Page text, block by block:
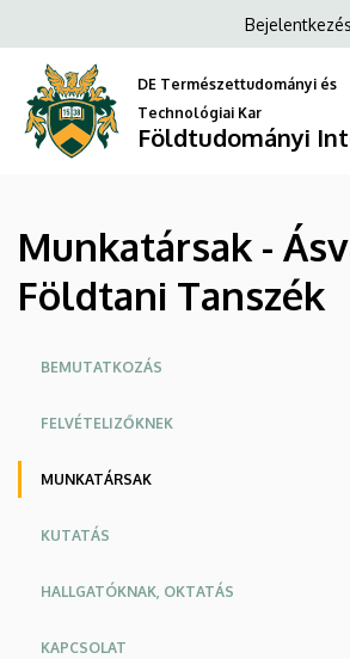
Ásvány-
Földtani
Tanszék
Földtudományi
Intézet
a
tartalomra
Anonim
fiók
menüje
Bejelentkezés
DE Természettudományi és
Technológiai Kar
Földtudományi
Munkatársak -
Földtani Tanszék
Oldalmenü
BEMUTATKOZÁS
FELVÉTELIZŐKNEK
MUNKATÁRSAK
KUTATÁS
HALLGATÓKNAK, OKTATÁS
KAPCSOLAT